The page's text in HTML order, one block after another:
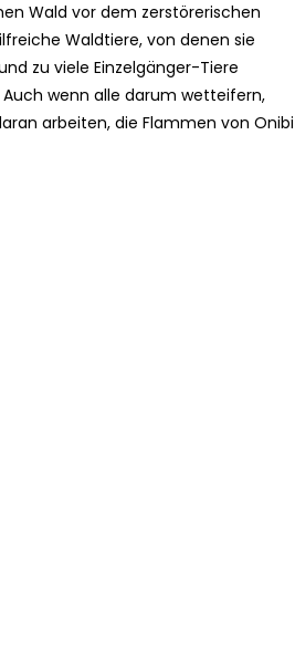
Wald vor dem zerstörerischen
Waldtiere, von denen sie
zu viele Einzelgänger-Tiere
wenn alle darum wetteifern,
arbeiten, die Flammen von Onibi